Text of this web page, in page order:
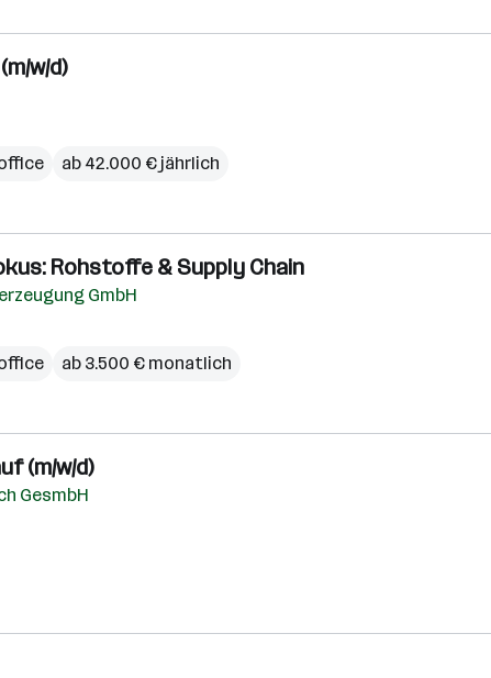
w/d)
ab 42.000 € jährlich
Rohstoffe & Supply Chain
GmbH
ab 3.500 € monatlich
(m/w/d)
GesmbH